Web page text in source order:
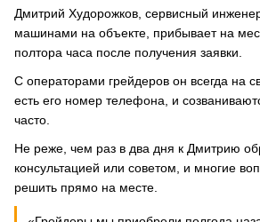
Дмитрий Худорожков, сервисный
машинами на объекте, прибывает на
полтора часа после получения заявки.
С операторами грейдеров он всегда на
есть его номер телефона, и
часто.
Не реже, чем раз в два дня к Дмитрию
консультацией или советом, и многие
решить прямо на месте.